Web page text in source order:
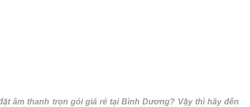
âm thanh trọn gói giá rẻ tại Bình Dương? Vậy thì hãy đến